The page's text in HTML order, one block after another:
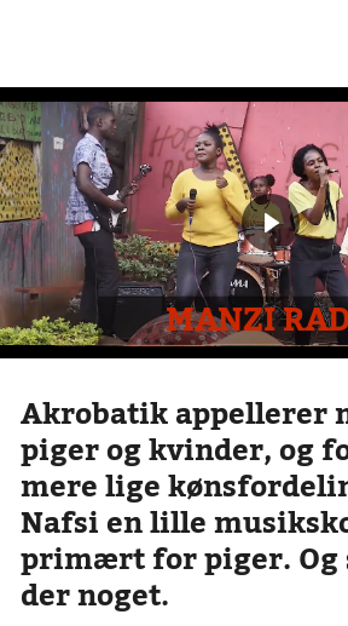
MANZI
Akrobatik appellerer
piger og kvinder, og
mere lige
Nafsi en lille
primært for piger. Og
der noget.